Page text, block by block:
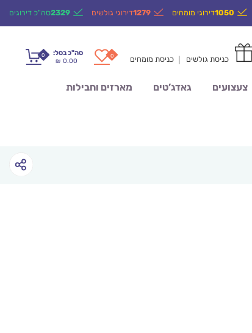
1050דירוגי מומחים 1279דירוגי גולשים 2329סה"כ דירוגים
כניסת גולשים כניסת מומחים 0
0 סה"כ בסל:
₪ 0.00
צעצועים גאדג’טים מארזים וחבילות